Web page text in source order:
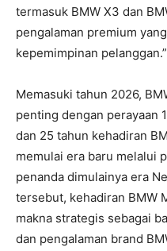
termasuk BMW X3 dan
pengalaman premium
kepemimpinan
Memasuki tahun 2026,
penting dengan perayaan
dan 25 tahun kehadiran
memulai era baru melalui
penanda dimulainya era
tersebut, kehadiran BMW
makna strategis sebagai
dan pengalaman brand